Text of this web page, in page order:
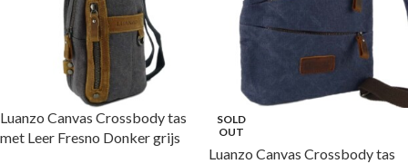
Luanzo Canvas Crossbody tas
met Leer Fresno Donker grijs
SOLD
OUT
Luanzo Canvas Crossbody tas